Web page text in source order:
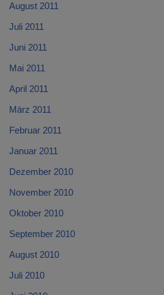
August 2011
Juli 2011
Juni 2011
Mai 2011
April 2011
März 2011
Februar 2011
Januar 2011
Dezember 2010
November 2010
Oktober 2010
September 2010
August 2010
Juli 2010